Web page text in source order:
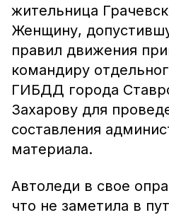
жительница
Женщину,
правил движения
командиру
ГИБДД города
Захарову для
составления
материала.
Автоледи в свое
что не заметила в